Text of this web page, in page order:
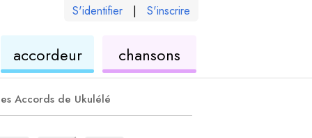
S'identifier | S'inscrire
accordeurukuléléchansons
Accords de Ukulélé